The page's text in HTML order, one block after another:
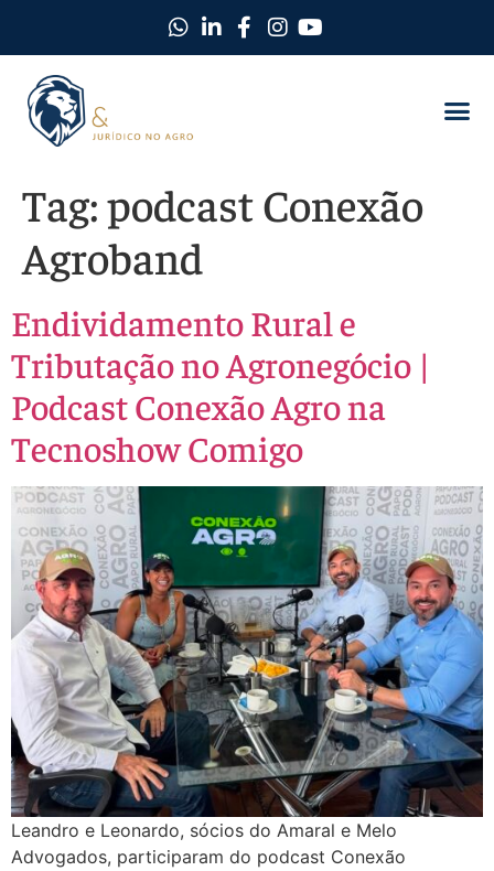
Tag:podcast Conexão
Agroband
Endividamento Rural e
Tributação no Agronegócio |
Podcast Conexão Agro na
Tecnoshow Comigo
Leandro e Leonardo, sócios do Amaral e Melo
Advogados, participaram do podcast Conexão